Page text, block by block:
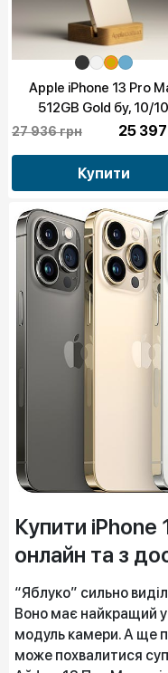
Apple iPhone 13 Pro
512GB Gold бу, 10/10
27 936 грн 25
Купити
Купити iPhone
онлайн та з
“Яблуко” сильно
Воно має найкращий у
модуль камери. А ще
може похвалитися